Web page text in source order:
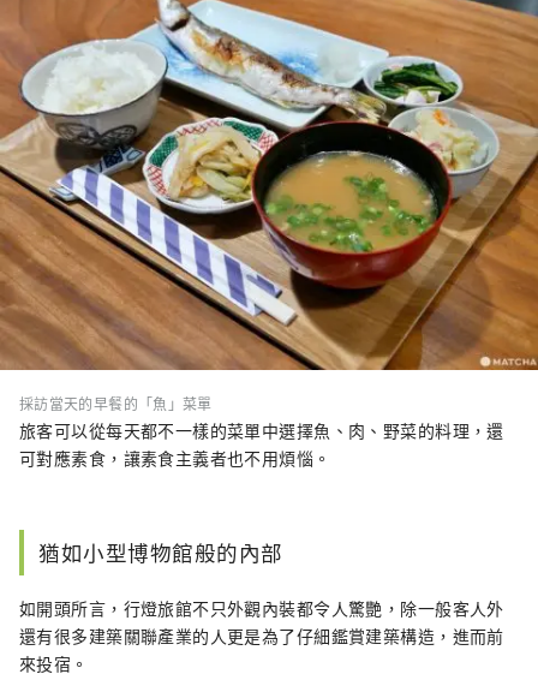
採訪當天的早餐的「魚」菜單
旅客可以從每天都不一樣的菜單中選擇魚、肉、野菜的料理，還
可對應素食，讓素食主義者也不用煩惱。
猶如小型博物館般的內部
如開頭所言，行燈旅館不只外觀內裝都令人驚艷，除一般客人外
還有很多建築關聯產業的人更是為了仔細鑑賞建築構造，進而前
來投宿。